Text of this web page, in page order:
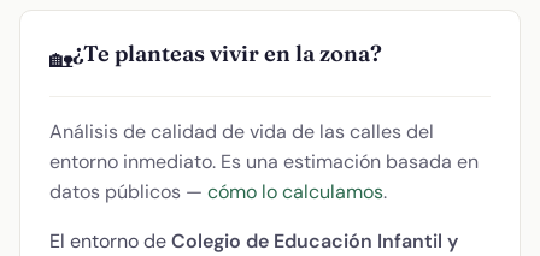
🏡¿Te planteas vivir en la zona?
Análisis de calidad de vida de las calles del
entorno inmediato. Es una estimación basada en
datos públicos — cómo lo calculamos.
El entorno deColegio de Educación Infantil y